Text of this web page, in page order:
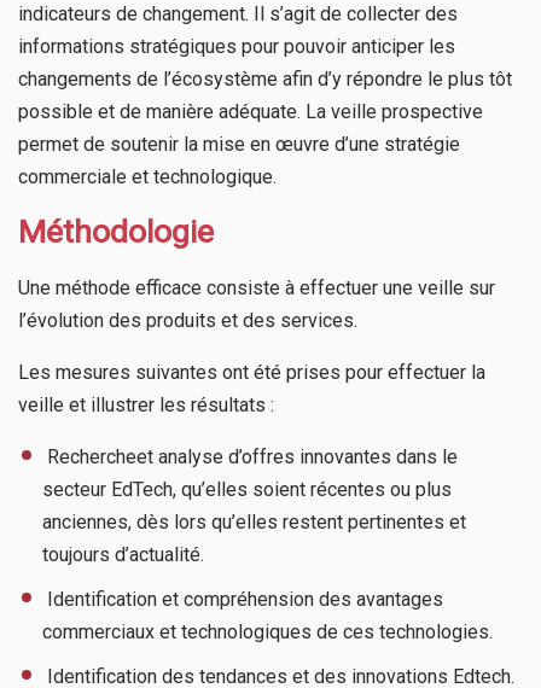
indicateurs de changement. Il s’agit de collecter des
informations stratégiques pour pouvoir anticiper les
changements de l’écosystème afin d’y répondre le plus tôt
possible et de manière adéquate. La veille prospective
permet de soutenir la mise en œuvre d’une stratégie
commerciale et technologique.
Méthodologie
Une méthode efficace consiste à effectuer une veille sur
l’évolution des produits et des services.
Les mesures suivantes ont été prises pour effectuer la
veille et illustrer les résultats :
​ Rechercheet analyse d’offres innovantes dans le
secteur EdTech, qu’elles soient récentes ou plus
anciennes, dès lors qu’elles restent pertinentes et
toujours d’actualité.
​ Identification et compréhension des avantages
commerciaux et technologiques de ces technologies.
​ Identification des tendances et des innovations Edtech.